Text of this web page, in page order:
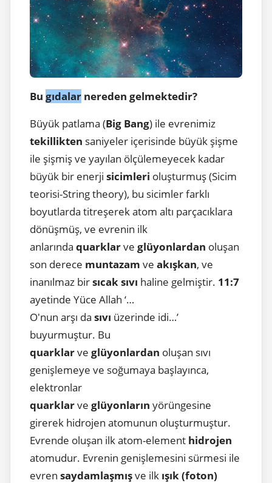
Bu gıdalar nereden gelmektedir?
Büyük patlama (Big Bang) ile evrenimiz
tekillikten saniyeler içerisinde büyük şişme
ile şişmiş ve yayılan ölçülemeyecek kadar
büyük bir enerji sicimleri oluşturmuş (Sicim
teorisi-String theory), bu sicimler farklı
boyutlarda titreşerek atom altı parçacıklara
dönüşmüş, ve evrenin ilk
anlarında quarklarve glüyonlardan oluşan
son derece muntazam ve akışkan, ve
inanılmaz birsıcak sıvı haline gelmiştir. 11:7
ayetinde Yüce Allah ‘…
O'nun arşı da sıvı üzerinde idi…’
buyurmuştur. Bu
quarklarve glüyonlardan oluşan sıvı
genişlemeye ve soğumaya başlayınca,
elektronlar
quarklarve glüyonların yörüngesine
girerek hidrojen atomunun oluşturmuştur.
Evrende oluşan ilk atom-element hidrojen
atomudur. Evrenin genişlemesini sürmesi ile
evren saydamlaşmışve ilk ışık (foton)